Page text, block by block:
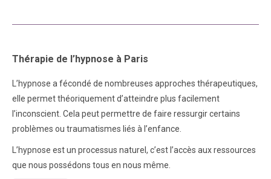
Thérapie de l’hypnose à Paris
L’hypnose a fécondé de nombreuses approches thérapeutiques,
elle permet théoriquement d’atteindre plus facilement
l’inconscient. Cela peut permettre de faire ressurgir certains
problèmes ou traumatismes liés à l’enfance.
L’hypnose est un processus naturel, c’est l’accès aux ressources
que nous possédons tous en nous même.